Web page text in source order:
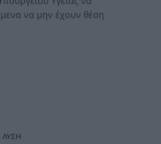
να μην έχουν θέση
ΛΥΣΗ